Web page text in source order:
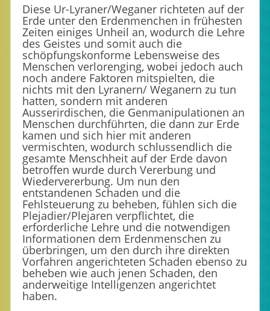
Diese Ur-Lyraner/Weganer richteten auf der
Erde unter den Erdenmenchen in frühesten
Zeiten einiges Unheil an, wodurch die Lehre
des Geistes und somit auch die
schöpfungskonforme Lebensweise des
Menschen verlorenging, wobei jedoch auch
noch andere Faktoren mitspielten, die
nichts mit den Lyranern/ Weganern zu tun
hatten, sondern mit anderen
Ausserirdischen, die Genmanipulationen an
Menschen durchführten, die dann zur Erde
kamen und sich hier mit anderen
vermischten, wodurch schlussendlich die
gesamte Menschheit auf der Erde davon
betroffen wurde durch Vererbung und
Wiedervererbung. Um nun den
entstandenen Schaden und die
Fehlsteuerung zu beheben, fühlen sich die
Plejadier/Plejaren verpflichtet, die
erforderliche Lehre und die notwendigen
Informationen dem Erdenmenschen zu
überbringen, um den durch ihre direkten
Vorfahren angerichteten Schaden ebenso zu
beheben wie auch jenen Schaden, den
anderweitige Intelligenzen angerichtet
haben.